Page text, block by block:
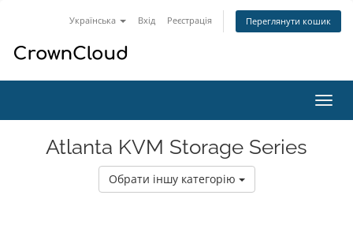
Українська Вхід Реєстрація Переглянути кошик
Atlanta KVM Storage Series
Обрати іншу категорію